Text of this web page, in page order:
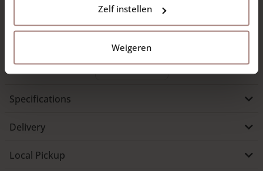
Zelf instellen
Weigeren
Fermeture à revers galvanisée pour un portail
l’autre. Les dimensions intérieures : 8 cm de large et 37 cm
Specifications
Delivery
Local Pickup